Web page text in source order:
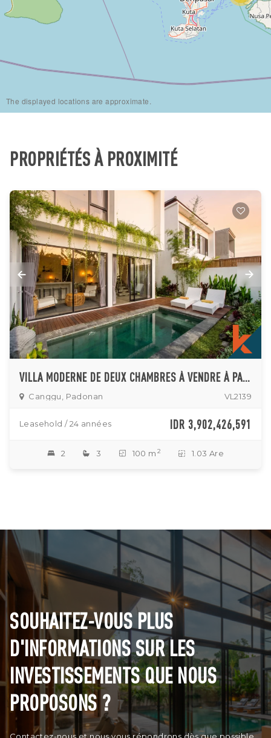
The displayed locations are approximate.
PROPRIÉTÉS À PROXIMITÉ
VILLA MODERNE DE DEUX CHAMBRES À VENDRE À PADONAN
Canggu, Padonan VL2139
Leasehold / 24 années IDR 3,902,426,591
2 3 100 m 2 1.03 Are
SOUHAITEZ-VOUS PLUS
D'INFORMATIONS SUR LES
INVESTISSEMENTS QUE NOUS
PROPOSONS ?